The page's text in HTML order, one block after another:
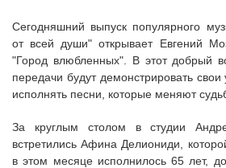
Сегодняшний выпуск популярного
от всей души" открывает Евгений
"Город влюбленных". В этот добрый
передачи будут демонстрировать
исполнять песни, которые меняют
За круглым столом в студии
встретились Афина Делиониди,
в этом месяце исполнилось 65 лет,